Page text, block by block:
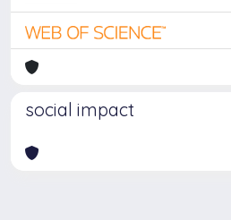
social impact